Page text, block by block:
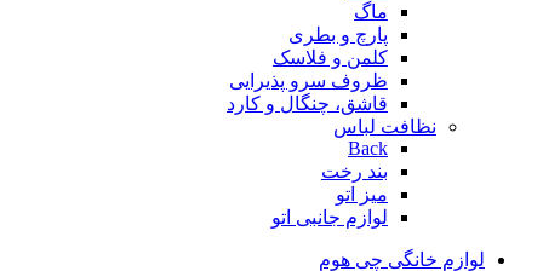
ماگ
پارچ و بطری
کلمن و فلاسک
ظروف سرو پذیرایی
قاشق، چنگال و کارد
نظافت لباس
Back
بند رخت
میز اتو
لوازم جانبی اتو
لوازم خانگی چی هوم